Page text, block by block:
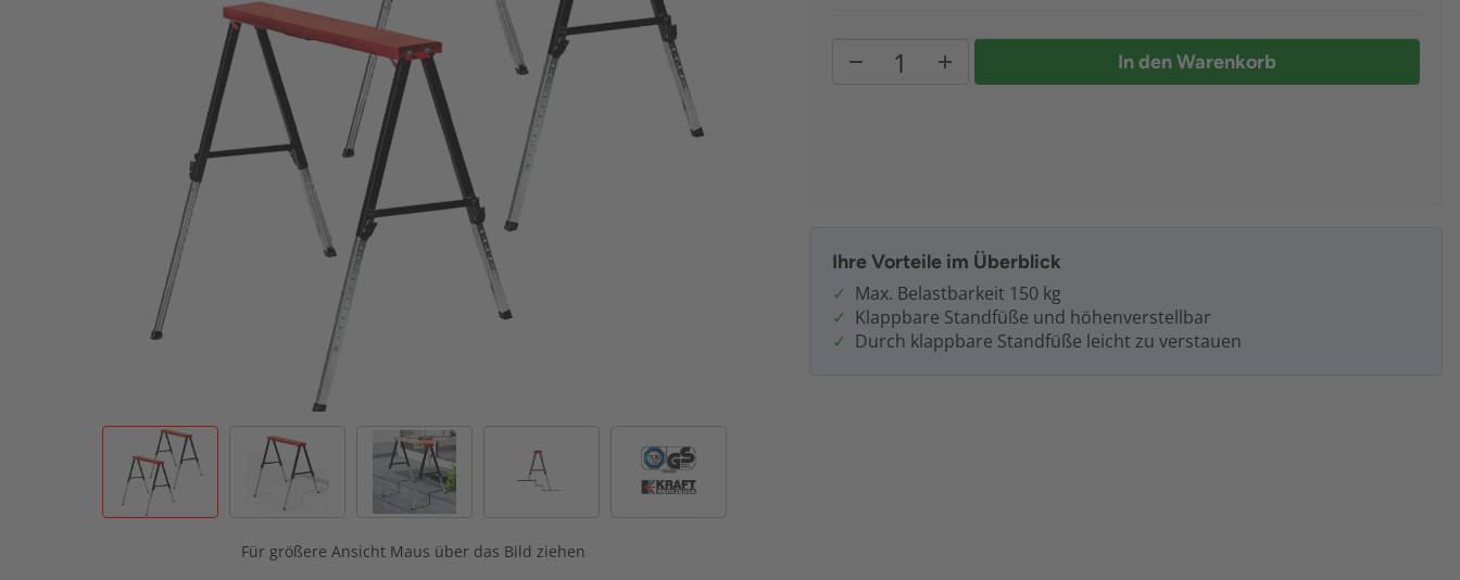
Für größere Ansicht Maus über das Bild ziehen
In den Warenkorb
Ihre Vorteile im Überblick
Max. Belastbarkeit 150 kg
Klappbare Standfüße und höhenverstellbar
Durch klappbare Standfüße leicht zu verstauen